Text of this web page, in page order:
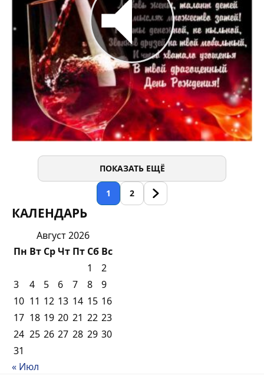
ПОКАЗАТЬ ЕЩЁ
1 2
КАЛЕНДАРЬ
Август 2026
Пн Вт СрЧт Пт Сб Вс
1
2
3
4 5 6 7 8
9
10 11 12 13 14 15 16
17 18 19 20 21 22 23
24 25 26 27 28 29 30
31
« Июл